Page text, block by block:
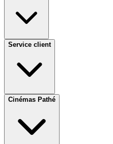
Service client
Cinémas Pathé